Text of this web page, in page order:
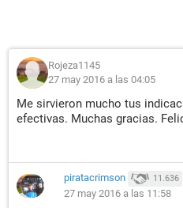
Rojeza1145
27 may 2016 a las 04:05
Me sirvieron mucho tus
efectivas. Muchas gracias.
piratacrimson 11.636
27 may 2016 a las 11:58